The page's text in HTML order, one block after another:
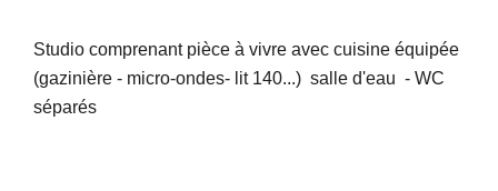
Studio comprenant pièce à vivre avec cuisine équipée
(gazinière - micro-ondes- lit 140...) salle d'eau - WC
séparés